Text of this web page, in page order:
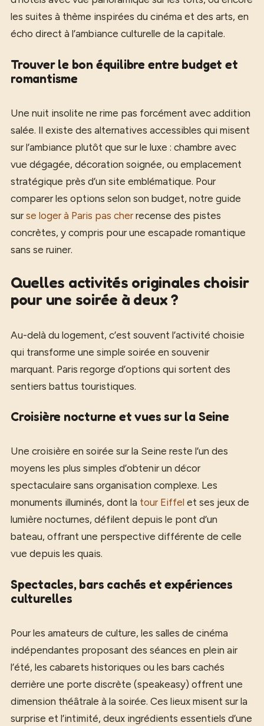
les suites à thème inspirées du cinéma et des arts, en
écho direct à l’ambiance culturelle de la capitale.
Trouver le bon équilibre entre budget et
romantisme
Une nuit insolite ne rime pas forcément avec addition
salée. Il existe des alternatives accessibles qui misent
sur l’ambiance plutôt que sur le luxe : chambre avec
vue dégagée, décoration soignée, ou emplacement
stratégique près d’un site emblématique. Pour
comparer les options selon son budget, notre guide
sur se loger à Paris pas cher recense des pistes
concrètes, y compris pour une escapade romantique
sans se ruiner.
Quelles activités originales choisir
pour une soirée à deux ?
Au-delà du logement, c’est souvent l’activité choisie
qui transforme une simple soirée en souvenir
marquant. Paris regorge d’options qui sortent des
sentiers battus touristiques.
Croisière nocturne et vues sur la Seine
Une croisière en soirée sur la Seine reste l’un des
moyens les plus simples d’obtenir un décor
spectaculaire sans organisation complexe. Les
monuments illuminés, dont la tour Eiffel et ses jeux de
lumière nocturnes, défilent depuis le pont d’un
bateau, offrant une perspective différente de celle
vue depuis les quais.
Spectacles, bars cachés et expériences
culturelles
Pour les amateurs de culture, les salles de cinéma
indépendantes proposant des séances en plein air
l’été, les cabarets historiques ou les bars cachés
derrière une porte discrète (speakeasy) offrent une
dimension théâtrale à la soirée. Ces lieux misent sur la
surprise et l’intimité, deux ingrédients essentiels d’une